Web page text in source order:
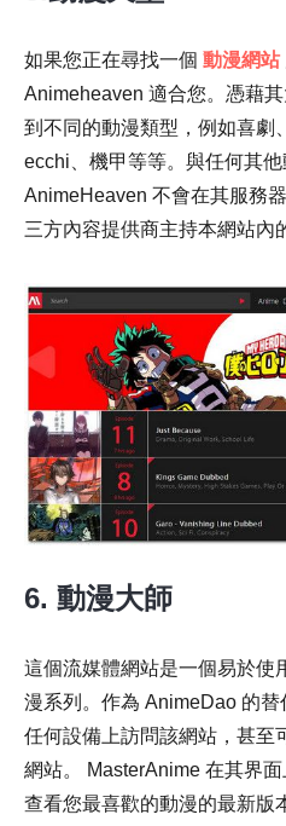
如果您正在尋找一個 動漫網站
Animeheaven 適合您。憑藉
到不同的動漫類型，例如喜劇
ecchi、機甲等等。與任何其他
AnimeHeaven 不會在其服務
三方內容提供商主持本網站內
6. 動漫大師
這個流媒體網站是一個易於使
漫系列。作為 AnimeDao 的
任何設備上訪問該網站，甚至
網站。 MasterAnime 在其界
查看您最喜歡的動漫的最新版